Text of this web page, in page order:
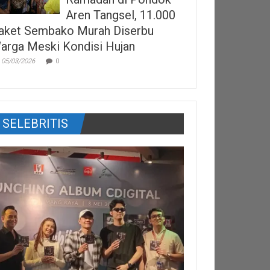
Aren Tangsel, 11.000
Sembako Murah Diserbu
Meski Kondisi Hujan
05/03/2026 0
SELEBRITIS